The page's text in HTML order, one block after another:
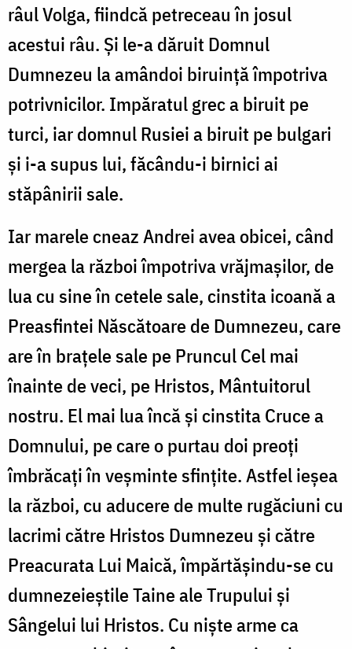
râul Volga, fiindcă petreceau în josul
acestui râu. Și le-a dăruit Domnul
Dumnezeu la amândoi biruință împotriva
potrivnicilor. Impăratul grec a biruit pe
turci, iar domnul Rusiei a biruit pe bulgari
și i-a supus lui, făcându-i birnici ai
stăpânirii sale.
Iar marele cneaz Andrei avea obicei, când
mergea la război împotriva vrăjmașilor, de
lua cu sine în cetele sale, cinstita icoană a
Preasfintei Născătoare de Dumnezeu, care
are în brațele sale pe Pruncul Cel mai
înainte de veci, pe Hristos, Mântuitorul
nostru. El mai lua încă și cinstita Cruce a
Domnului, pe care o purtau doi preoți
îmbrăcați în veșminte sfințite. Astfel ieșea
la război, cu aducere de multe rugăciuni cu
lacrimi către Hristos Dumnezeu și către
Preacurata Lui Maică, împărtășindu-se cu
dumnezeieștile Taine ale Trupului și
Sângelui lui Hristos. Cu niște arme ca